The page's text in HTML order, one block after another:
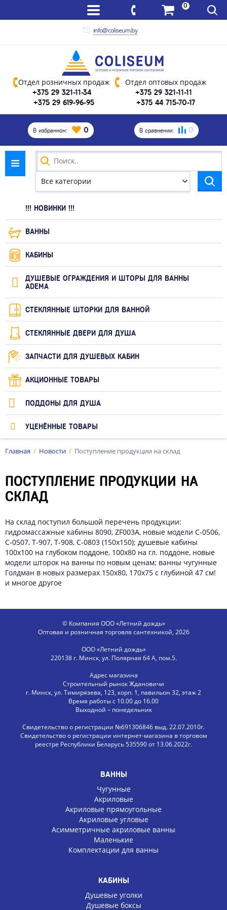
0
info@coliseum.by
Отдел розничных продаж
+375 29 321-11-34
+375 29 619-96-95
Отдел оптовых продаж
+375 29 321-11-11
+375 44 715-70-17
В избранном: 0 В сравнении: 0
!!! НОВИНКИ !!!
ВАННЫ
КАБИНЫ
ДУШЕВЫЕ ОГРАЖДЕНИЯ И ШТОРЫ ДЛЯ ВАННЫ
ADEMA
СТЕКЛЯННЫЕ ШТОРКИ ДЛЯ ВАННОЙ
СТЕКЛЯННЫЕ ДВЕРИ ДЛЯ ДУША
ЗАПЧАСТИ ДЛЯ ДУШЕВЫХ КАБИН
АКЦИОННЫЕ ТОВАРЫ
ПОДДОНЫ ДЛЯ ДУША
УЦЕНЁННЫЕ ТОВАРЫ
Главная Новости Поступление продукции на склад
ПОСТУПЛЕНИЕ ПРОДУКЦИИ НА
СКЛАД
На склад поступил большой перечень продукции:
гидромассажные кабины 8090, ZF003A, новые модели С-0506,
С-0507, Т-907, Т-908, С-0803 (150х150); душевые кабины
100х100 на глубоком поддоне, 100х80 на гл. поддоне, новые
модели шторок на ванны по новым ценам; ванны чугунные
Голдман в новых размерах 150х80, 170х75 с глубиной 47 см!
и многое другое
© Компания ООО «Летний дождь»
Оптовая и розничная торговля сантехникой, 2026
ООО «Летний дождь»
220138 г. Минск, ул. Полярная 64 А, пом.5.
Адрес магазина
Строительный рынок Ждановичи
г. Минск, ул. Тимирязева, 123, корп. 1, павильон 32, этаж 2
Время работы с 10.00 до 16.00
Выходной – понедельник
Свидетельство о регистрации №691306846 выд. 22.07.2010г.
Свидетельство о регистрации интернет-магазина в торговом
реестре Республики Беларусь 535590 от 13.06.2022г.
ВАННЫ
Чугунные
Акриловые
Акриловые прямоугольные
Акриловые угловые
Асимметричные акриловые ванны
Маленькие
Комплектации для ванны
КАБИНЫ
Душевые уголки
Душевые боксы